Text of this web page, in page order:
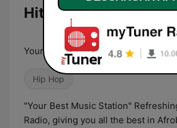
Hitz 91.0 en directo
Your Best Music Station
Hip Hop
"Your Best Music Station"
Radio, giving you all the best in